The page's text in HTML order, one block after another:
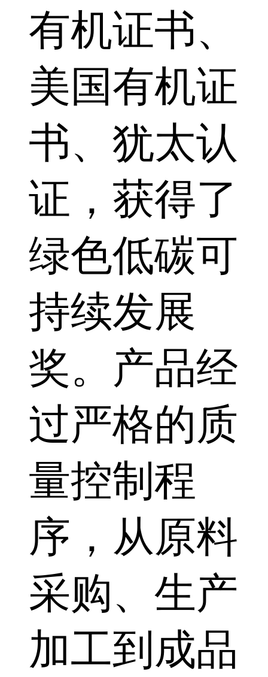
有机证书、
美国有机证
书、犹太认
证，获得了
绿色低碳可
持续发展
奖。产品经
过严格的质
量控制程
序，从原料
采购、生产
加工到成品